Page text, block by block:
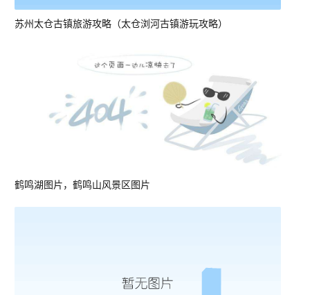
苏州太仓古镇旅游攻略（太仓浏河古镇游玩攻略）
鹤鸣湖图片，鹤鸣山风景区图片